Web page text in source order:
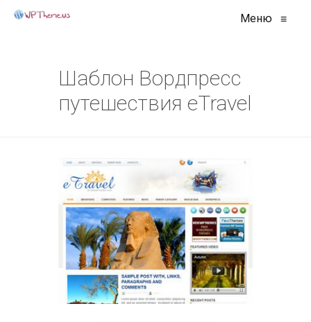
Меню ≡
Шаблон Вордпресс
путешествия eTravel